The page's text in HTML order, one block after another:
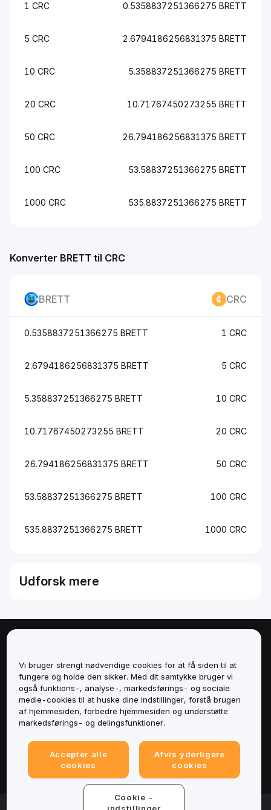
Konverter BRETT til CRC
BRETT CRC
0.5358837251366275 BRETT 1 CRC
2.6794186256831375 BRETT 5 CRC
5.358837251366275 BRETT 10 CRC
10.71767450273255 BRETT 20 CRC
26.794186256831375 BRETT 50 CRC
53.58837251366275 BRETT 100 CRC
535.8837251366275 BRETT 1000 CRC
1 CRC 0.5358837251366275 BRETT
5 CRC 2.6794186256831375 BRETT
10 CRC 5.358837251366275 BRETT
20 CRC 10.71767450273255 BRETT
50 CRC 26.794186256831375 BRETT
100 CRC 53.58837251366275 BRETT
1000 CRC 535.8837251366275 BRETT
Udforsk mere
Tjenester
Support
Juridisk
© 2025-2026 Bybit.eu. All rights reserved.
Vi bruger strengt nødvendige cookies for at få siden til at
fungere og holde den sikker. Med dit samtykke bruger vi
også funktions-, analyse-, markedsførings- og sociale
medie-cookies til at huske dine indstillinger, forstå brugen
af hjemmesiden, forbedre hjemmesiden og understøtte
markedsførings- og delingsfunktioner.
Accepter alle
cookies
Afvis yderligere
cookies
Cookie -
indstillinger